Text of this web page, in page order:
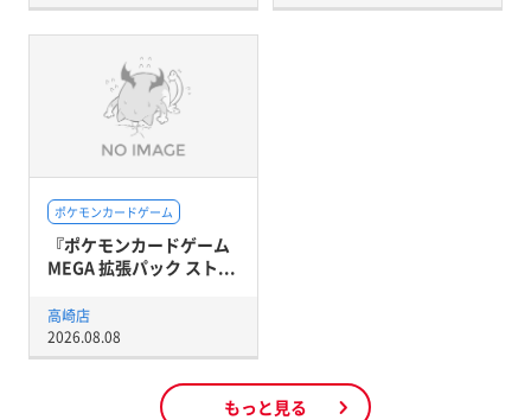
ポケモンカードゲーム
『ポケモンカードゲーム
MEGA 拡張パック スト...
高崎店
2026.08.08
もっと見る